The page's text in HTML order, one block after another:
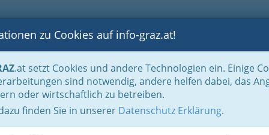
BLOGS FOTOS GASTRONOMIE BRANCHEN
zu Cookies auf info-graz.at!
.at setzt Cookies und andere Technologien ein. Einige
sind notwendig, andere helfen dabei, das
oder wirtschaftlich zu betreiben.
finden Sie in unserer Datenschutz Erklärung.
Kultur aller Art